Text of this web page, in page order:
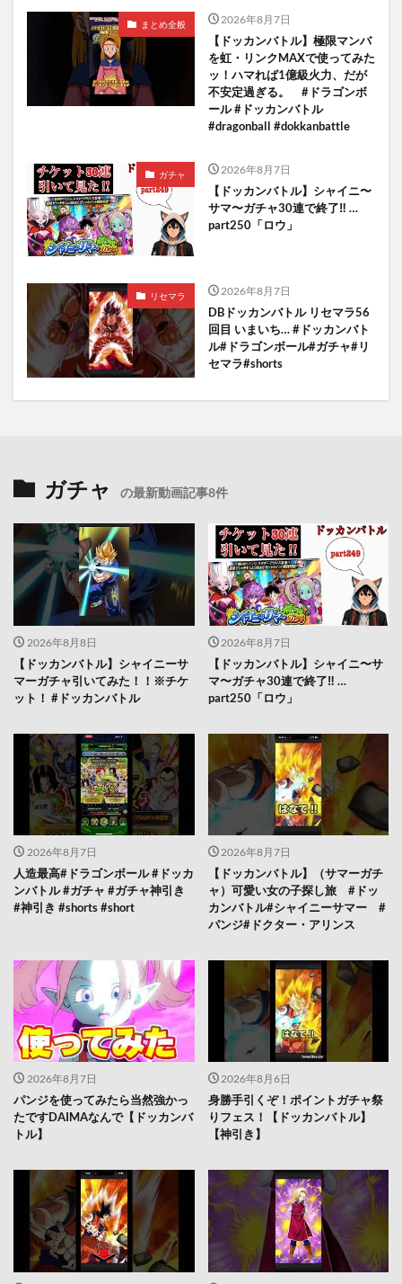
まとめ全般 2026年8月7日
【ドッカンバトル】極限マンバ
を虹・リンクMAXで使ってみた
ッ！ハマれば1億級火力、だが
不安定過ぎる。 #ドラゴンボ
ール #ドッカンバトル
#dragonball #dokkanbattle
ガチャ 2026年8月7日
【ドッカンバトル】シャイニ〜
サマ〜ガチャ30連で終了‼︎ …
part250「ロウ」
リセマラ 2026年8月7日
DBドッカンバトル リセマラ56
回目 いまいち… #ドッカンバト
ル#ドラゴンボール#ガチャ#リ
セマラ#shorts
ガチャ の最新動画記事8件
2026年8月8日
【ドッカンバトル】シャイニーサ
マーガチャ引いてみた！！※チケ
ット！ #ドッカンバトル
2026年8月7日
【ドッカンバトル】シャイニ〜サ
マ〜ガチャ30連で終了‼︎ …
part250「ロウ」
2026年8月7日
人造最高#ドラゴンボール #ドッカ
ンバトル #ガチャ #ガチャ神引き
#神引き #shorts #short
2026年8月7日
【ドッカンバトル】（サマーガチ
ャ）可愛い女の子探し旅 #ドッ
カンバトル#シャイニーサマー #
パンジ#ドクター・アリンス
2026年8月7日
パンジを使ってみたら当然強かっ
たですDAIMAなんで【ドッカンバ
トル】
2026年8月6日
身勝手引くぞ！ポイントガチャ祭
りフェス！【ドッカンバトル】
【神引き】